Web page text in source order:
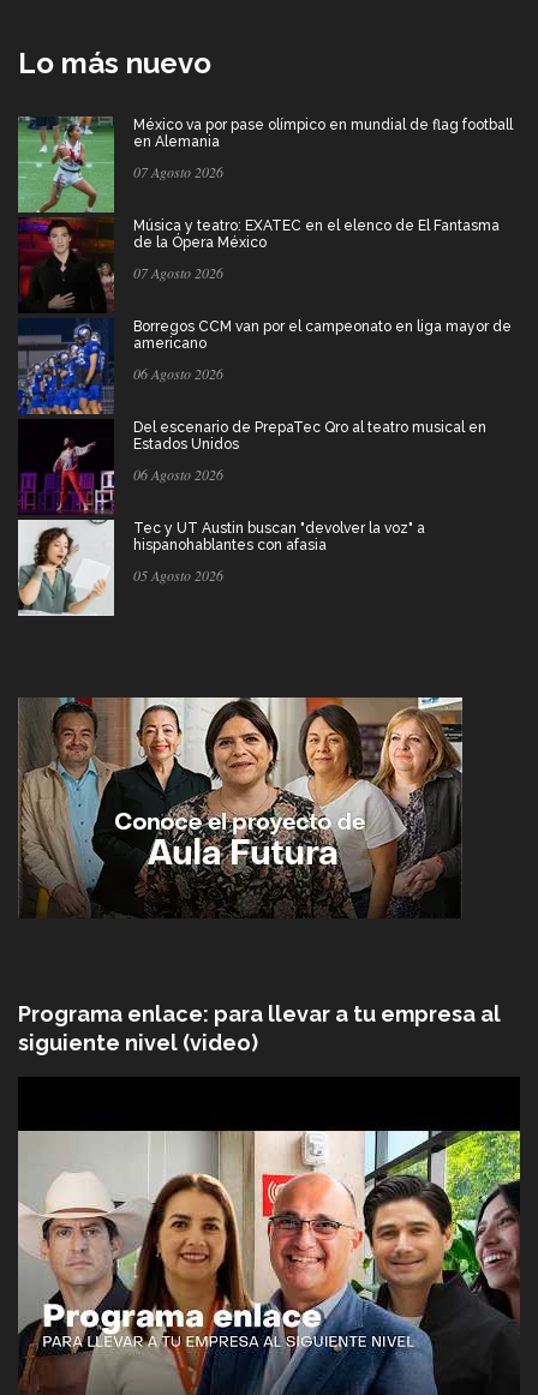
Lo más nuevo
México va por pase olímpico en mundial de flag football
en Alemania
07 Agosto 2026
Música y teatro: EXATEC en el elenco de El Fantasma
de la Ópera México
07 Agosto 2026
Borregos CCM van por el campeonato en liga mayor de
americano
06 Agosto 2026
Del escenario de PrepaTec Qro al teatro musical en
Estados Unidos
06 Agosto 2026
Tec y UT Austin buscan "devolver la voz" a
hispanohablantes con afasia
05 Agosto 2026
Programa enlace: para llevar a tu empresa al
siguiente nivel (video)